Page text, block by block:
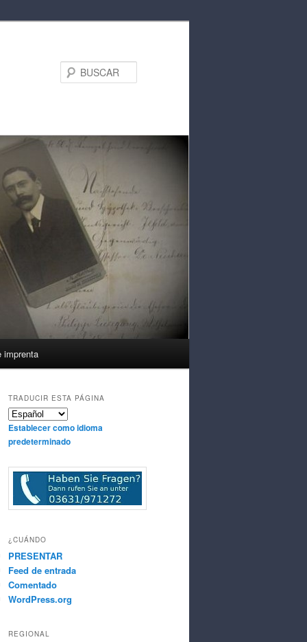
imprenta
TRADUCIR ESTA PÁGINA
Establecer como idioma
predeterminado
¿CUÁNDO
PRESENTAR
Feed de entrada
Comentado
WordPress.org
REGIONAL